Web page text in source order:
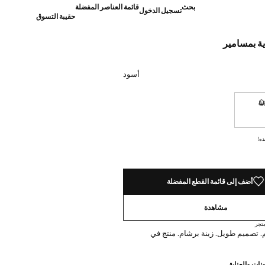
بحثتسجيل الدخولقائمة العناصر المفضلة
حقيبة التسوق
بمسامير
أسود
M
أضف إلى قائمة القطع المفضلة
مشاهدة
غنم. تصميم طويل. زينة برشام. منتج في